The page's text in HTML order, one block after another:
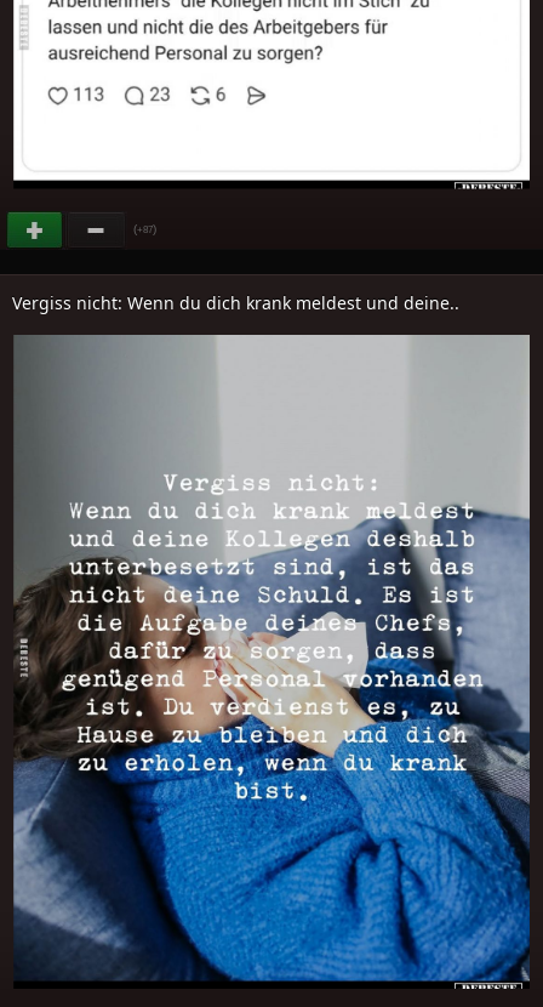
(+87)
Vergiss nicht: Wenn du dich krank meldest und deine..